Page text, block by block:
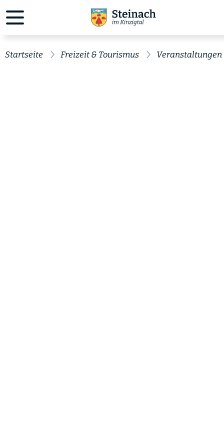
Startseite Freizeit & Tourismus Veranstaltungen